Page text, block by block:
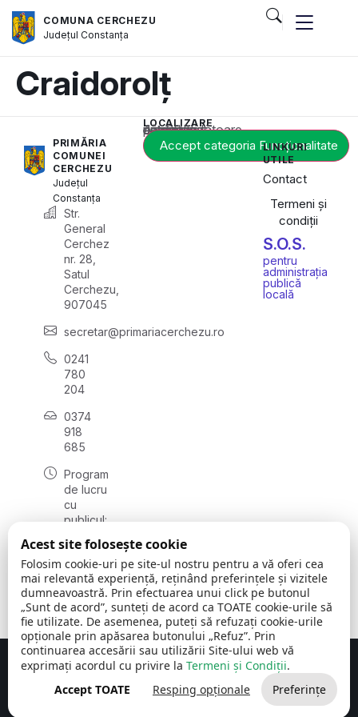
COMUNA CERCHEZU
JudețulConstanța
Craidorolț
PRIMĂRIA
COMUNEI
CERCHEZU
Județul
Constanța
Str.
General
Cerchez
nr. 28,
Satul
Cerchezu,
907045
secretar@primariacerchezu.ro
0241
780
204
0374
918
685
Program
de lucru
cu
publicul:
08:00 -
16:30
, vineri:
08:00 -
14:00
LOCALIZARE
Acest conținut este blocat până când acceptați categoria corespunzătoare de cookie-uri.
Accept categoria Funcționalitate
LINKURI
UTILE
Contact
Termeni și
condiții
S.O.S.
pentru
administrația
publică
locală
Comuna Cerchezu © 2026Toate drepturile rezervate
Concept realizat de Big Media Relații Publice SRL
Acest site folosește cookie
Folosim cookie-uri pe site-ul nostru pentru a vă oferi cea
mai relevantă experiență, reținând preferințele și vizitele
dumneavoastră. Prin efectuarea unui click pe butonul
„Sunt de acord”, sunteți de acord ca TOATE cookie-urile să
fie utilizate. De asemenea, puteți să refuzați cookie-urile
opționale prin apăsarea butonului „Refuz”. Prin
continuarea accesării sau utilizării Site-ului web vă
exprimați acordul cu privire la Termeni și Condiții.
Accept TOATE
Resping opționale Preferințe